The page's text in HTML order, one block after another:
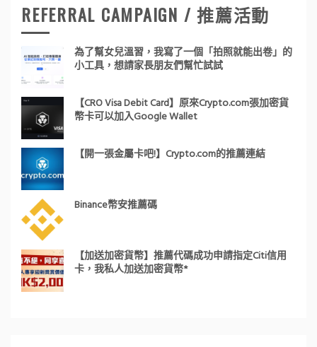
REFERRAL CAMPAIGN / 推薦活動
為了幫女兒溫習，我寫了一個「拍照就能出卷」的
小工具，想請家長朋友們幫忙試試
【CRO Visa Debit Card】原來Crypto.com張加密貨
幣卡可以加入Google Wallet
【開一張金屬卡吧!】Crypto.com的推薦連結
Binance幣安推薦碼
【加送加密貨幣】推薦代碼成功申請指定Citi信用
卡，我私人加送加密貨幣*